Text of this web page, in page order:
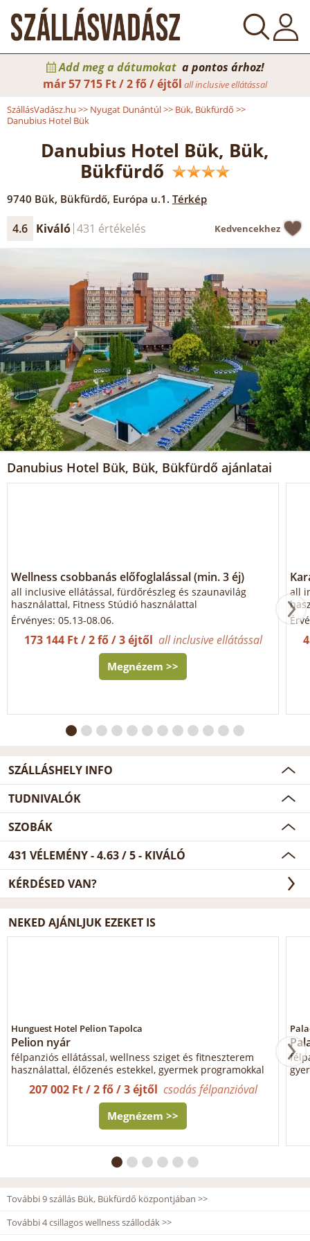
Add meg a dátumokat a pontos árhoz!
már57 715 Ft / 2 fő / éjtől all inclusive ellátással
SzállásVadász.hu >> Nyugat Dunántúl>> Bük, Bükfürdő >>
Danubius Hotel Bük
Danubius Hotel Bük, Bük,
Bükfürdő
9740 Bük, Bükfürdő, Európa u.1. Térkép
4.6 Kiváló 431 értékelés Kedvencekhez
Danubius Hotel Bük, Bük, Bükfürdő ajánlatai
Wellness csobbanás előfoglalással (min. 3 éj)
all inclusive ellátással, fürdőrészleg és szaunavilág
használattal, Fitness Stúdió használattal
Érvényes: 05.13-08.06.
173 144 Ft / 2 fő / 3 éjtől all inclusive ellátással
Megnézem >>
all
SZÁLLÁSHELY INFO
TUDNIVALÓK
SZOBÁK
431 VÉLEMÉNY -4.63/5- KIVÁLÓ
KÉRDÉSED VAN?
NEKED AJÁNLJUK EZEKET IS
Hunguest Hotel Pelion Tapolca
Pelion nyár
félpanziós ellátással, wellness sziget és fitneszterem
használattal, élőzenés estekkel, gyermek programokkal
207 002 Ft / 2 fő / 3 éjtől csodás félpanzióval
Megnézem >>
További 9 szállás Bük, Bükfürdő központjában >>
További 4 csillagos wellness szállodák >>